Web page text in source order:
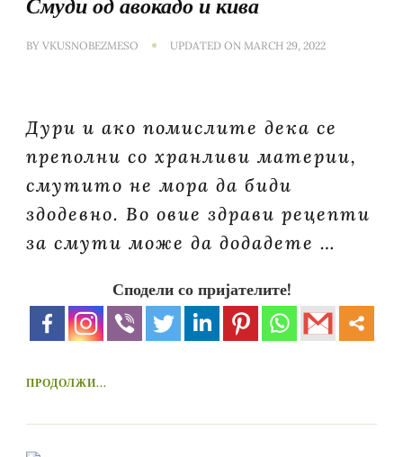
BY VKUSNOBEZMESO UPDATED ON MARCH 29, 2022
Дури и ако помислите дека се
преполни со хранливи материи,
смутито не мора да биди
здодевно. Во овие здрави рецепти
за смути може да додадете …
Сподели со пријателите!
ПРОДОЛЖИ...